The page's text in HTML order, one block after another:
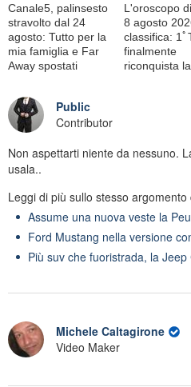
Canale5, palinsesto
stravolto dal 24
agosto: Tutto per la
mia famiglia e Far
Away spostati
L'oroscopo
8 agosto
classifica: 1ﾟ
finalmente
riconquista
Public
Contributor
Non aspettarti niente da nessuno.
usala..
Leggi di più sullo stesso argomento
Assume una nuova veste la
Ford Mustang nella versione
Più suv che fuoristrada, la
Michele Caltagirone
Video Maker